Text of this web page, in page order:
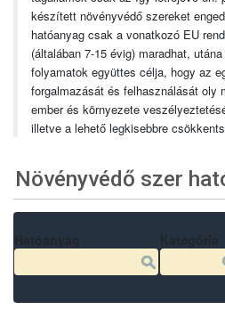
készített növényvédő szereket
hatóanyag csak a vonatkozó EU
(általában 7-15 évig) maradhat,
folyamatok együttes célja, hogy az
forgalmazását és felhasználását oly
ember és környezete
illetve a lehető legkisebbre
Növényvédő szer